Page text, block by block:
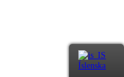
Íslenska